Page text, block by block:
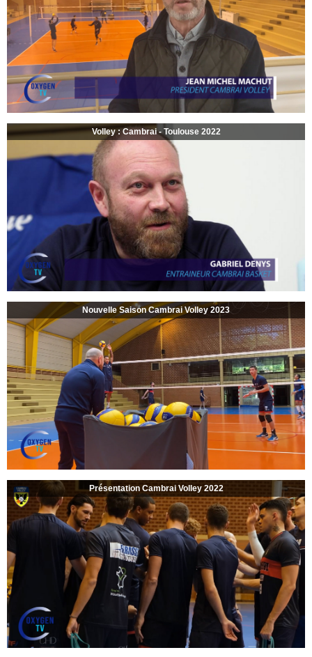
Volley : Cambrai - Toulouse 2022
Nouvelle Saison Cambrai Volley 2023
Présentation Cambrai Volley 2022